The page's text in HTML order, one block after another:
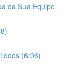
da Sua Equipe
(6:06)